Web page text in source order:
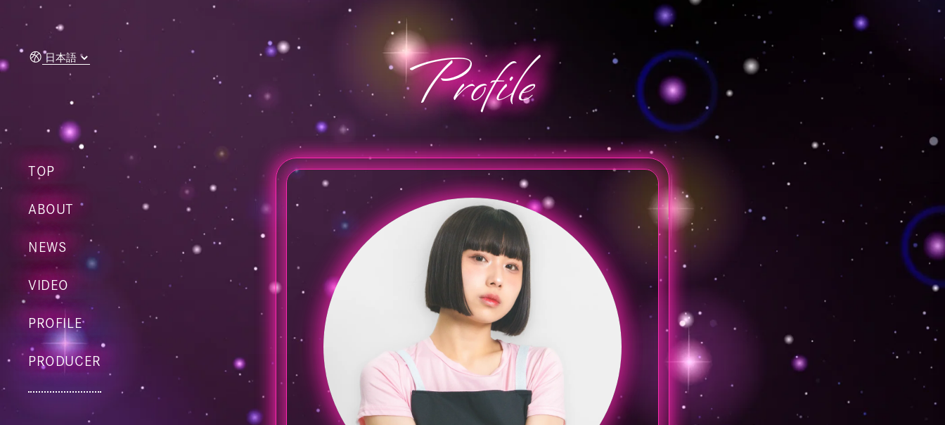
コンテ
進む
TOP
ABOUT
NEWS
VIDEO
PROFILE
PRODUCER
Profile